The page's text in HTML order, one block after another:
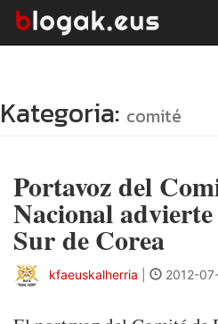
Kategoria: comité
Portavoz del
Nacional
Sur de Corea
kfaeuskalherria 2012-